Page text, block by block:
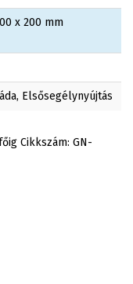
x 200 mm
Elsősegélynyújtás
Cikkszám: GN-